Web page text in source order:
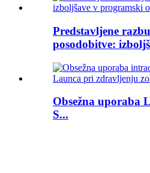
Predstavljene
posodobitve:
Obsežna uporaba
S...